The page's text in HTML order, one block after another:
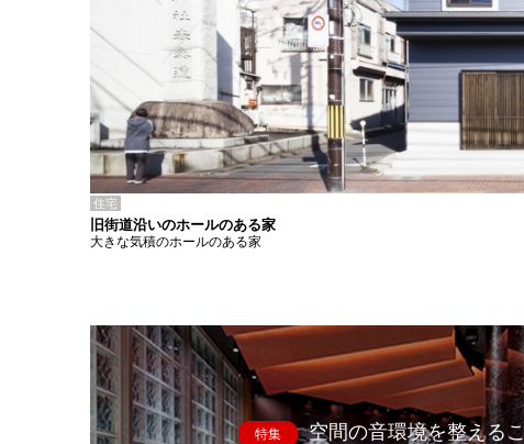
住宅
旧街道沿いのホールのある家
大きな気積のホールのある家
特集 空間の音環境を整える